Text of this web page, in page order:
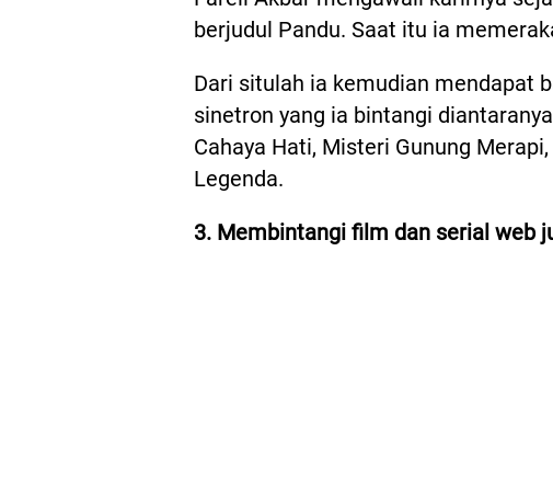
berjudul Pandu. Saat itu ia
Dari situlah ia kemudian mendapat
sinetron yang ia bintangi
Cahaya Hati, Misteri Gunung
Legenda.
3. Membintangi film dan serial web